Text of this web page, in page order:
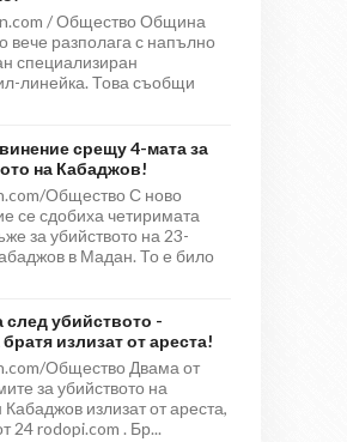
/ Общество Община
вече разполага с напълно
специализиран
линейка. Това съобщи
срещу 4-мата за
на Кабаджов!
Общество С ново
се сдобиха четиримата
за убийството на 23-
в Мадан. То е било
след убийството -
излизат от ареста!
Общество Двама от
за убийството на
Кабаджов излизат от ареста,
24 rodopi.com . Бр...